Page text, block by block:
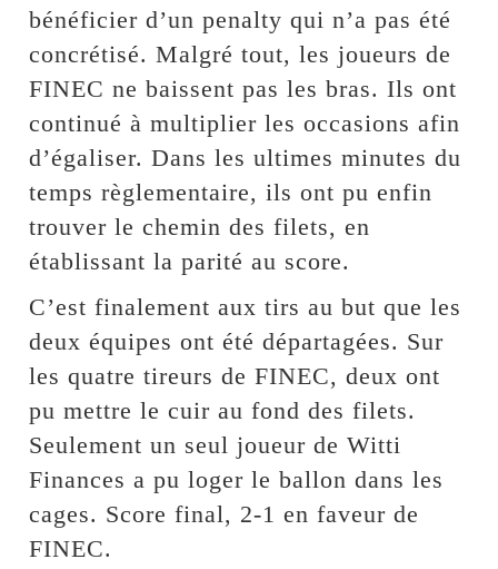
bénéficier d’un penalty qui n’a pas été
concrétisé. Malgré tout, les joueurs de
FINEC ne baissent pas les bras. Ils ont
continué à multiplier les occasions afin
d’égaliser. Dans les ultimes minutes du
temps règlementaire, ils ont pu enfin
trouver le chemin des filets, en
établissant la parité au score.
C’est finalement aux tirs au but que les
deux équipes ont été départagées. Sur
les quatre tireurs de FINEC, deux ont
pu mettre le cuir au fond des filets.
Seulement un seul joueur de Witti
Finances a pu loger le ballon dans les
cages. Score final, 2-1 en faveur de
FINEC.